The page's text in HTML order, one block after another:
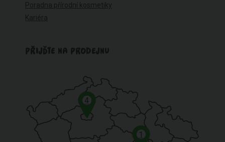
Poradna přírodní kosmetiky
Kariéra
PŘIJĎTE NA PRODEJNU
1
4